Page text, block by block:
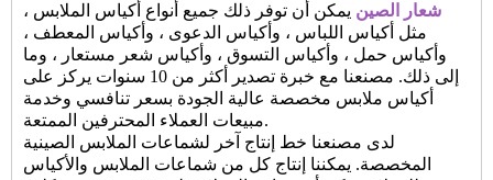
شعار الصين يمكن أن توفر ذلك جميع أنواع أكياس الملابس ،
مثل أكياس اللباس ، وأكياس الدعوى ، وأكياس المعطف ،
وأكياس حمل ، وأكياس التسوق ، وأكياس شعر مستعار ، وما
إلى ذلك. مصنعنا مع خبرة تصدير أكثر من 10 سنوات يركز على
أكياس ملابس مخصصة عالية الجودة بسعر تنافسي وخدمة
مبيعات العملاء المحترفين الممتعة.
لدى مصنعنا خط إنتاج آخر لشماعات الملابس الصينية
المخصصة. يمكننا إنتاج كل من شماعات الملابس والأكياس